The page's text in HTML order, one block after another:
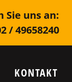
Sie uns an:
/ 49658240
KONTAKT